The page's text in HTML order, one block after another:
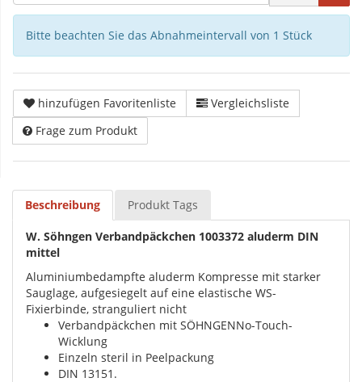
Bitte beachten Sie das Abnahmeintervall von 1 Stück
hinzufügen Favoritenliste
Vergleichsliste
Frage zum Produkt
Beschreibung Produkt Tags
W. Söhngen Verbandpäckchen 1003372 aluderm DIN
mittel
Aluminiumbedampfte aluderm Kompresse mit starker
Sauglage, ­aufgesiegelt auf eine elastische WS-
Fixierbinde, stranguliert nicht
Verbandpäckchen mit SÖHNGENNo-Touch-
Wicklung
Einzeln steril in Peelpackung
DIN 13151.